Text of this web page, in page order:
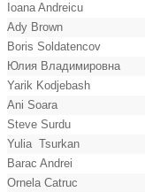
Ioana Andreicu
Ady Brown
Boris Soldatencov
Юлия Владимировна
Yarik Kodjebash
Ani Soara
Steve Surdu
Yulia Tsurkan
Barac Andrei
Ornela Catruc